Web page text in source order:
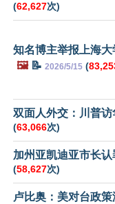
(62,627次)
知名博主举报上海
🖼️📝 2026/5/15 (
双面人外交：川普
(63,066次)
加州亚凯迪亚市长
(58,627次)
卢比奥：美对台政